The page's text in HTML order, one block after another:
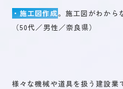
・施工図作成。施工図がわから
（50代／男性／奈良県）
様々な機械や道具を扱う建設業